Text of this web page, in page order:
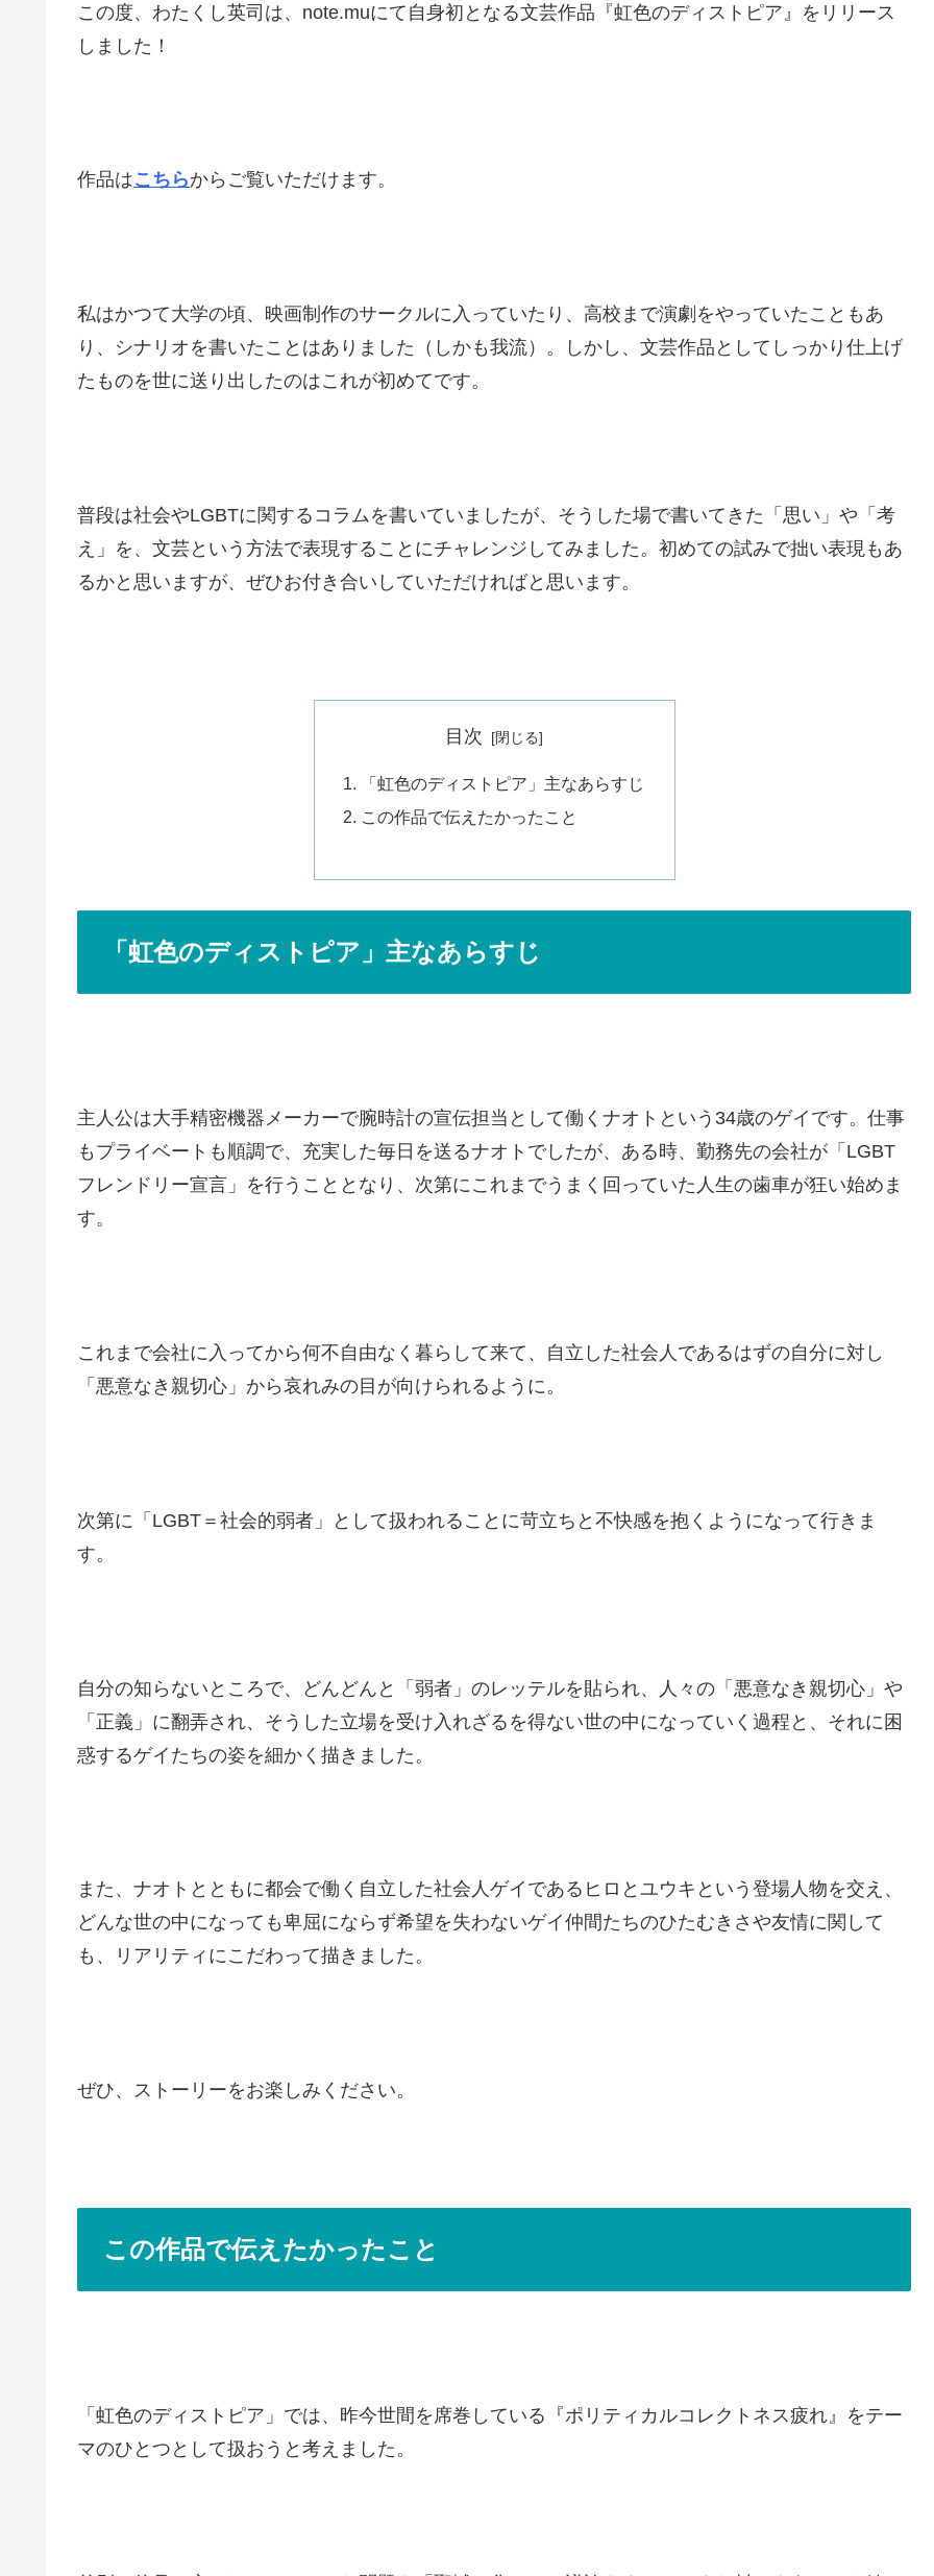
この度、わたくし英司は、note.muにて自身初となる文芸作品『虹色のディストピア』をリリース
しました！
作品はこちらからご覧いただけます。
私はかつて大学の頃、映画制作のサークルに入っていたり、高校まで演劇をやっていたこともあ
り、シナリオを書いたことはありました（しかも我流）。しかし、文芸作品としてしっかり仕上げ
たものを世に送り出したのはこれが初めてです。
普段は社会やLGBTに関するコラムを書いていましたが、そうした場で書いてきた「思い」や「考
え」を、文芸という方法で表現することにチャレンジしてみました。初めての試みで拙い表現もあ
るかと思いますが、ぜひお付き合いしていただければと思います。
目次
「虹色のディストピア」主なあらすじ
この作品で伝えたかったこと
「虹色のディストピア」主なあらすじ
主人公は大手精密機器メーカーで腕時計の宣伝担当として働くナオトという34歳のゲイです。仕事
もプライベートも順調で、充実した毎日を送るナオトでしたが、ある時、勤務先の会社が「LGBT
フレンドリー宣言」を行うこととなり、次第にこれまでうまく回っていた人生の歯車が狂い始めま
す。
これまで会社に入ってから何不自由なく暮らして来て、自立した社会人であるはずの自分に対し
「悪意なき親切心」から哀れみの目が向けられるように。
次第に「LGBT＝社会的弱者」として扱われることに苛立ちと不快感を抱くようになって行きま
す。
自分の知らないところで、どんどんと「弱者」のレッテルを貼られ、人々の「悪意なき親切心」や
「正義」に翻弄され、そうした立場を受け入れざるを得ない世の中になっていく過程と、それに困
惑するゲイたちの姿を細かく描きました。
また、ナオトとともに都会で働く自立した社会人ゲイであるヒロとユウキという登場人物を交え、
どんな世の中になっても卑屈にならず希望を失わないゲイ仲間たちのひたむきさや友情に関して
も、リアリティにこだわって描きました。
ぜひ、ストーリーをお楽しみください。
この作品で伝えたかったこと
「虹色のディストピア」では、昨今世間を席巻している『ポリティカルコレクトネス疲れ』をテー
マのひとつとして扱おうと考えました。